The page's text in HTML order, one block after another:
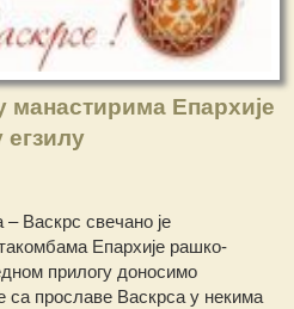
манастирима Епархије
егзилу
Васкрс свечано је
Епархије рашко-
прилогу доносимо
са прославе Васкрса у некима